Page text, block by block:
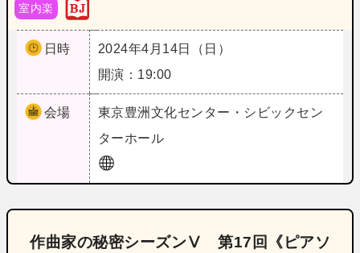
室内楽
日時
2024年4月14日（日）
開演：19:00
会場 東京豊洲文化センター・シビックセン
ターホール
作曲家の秘密シーズンⅤ 第17回《ピアソ